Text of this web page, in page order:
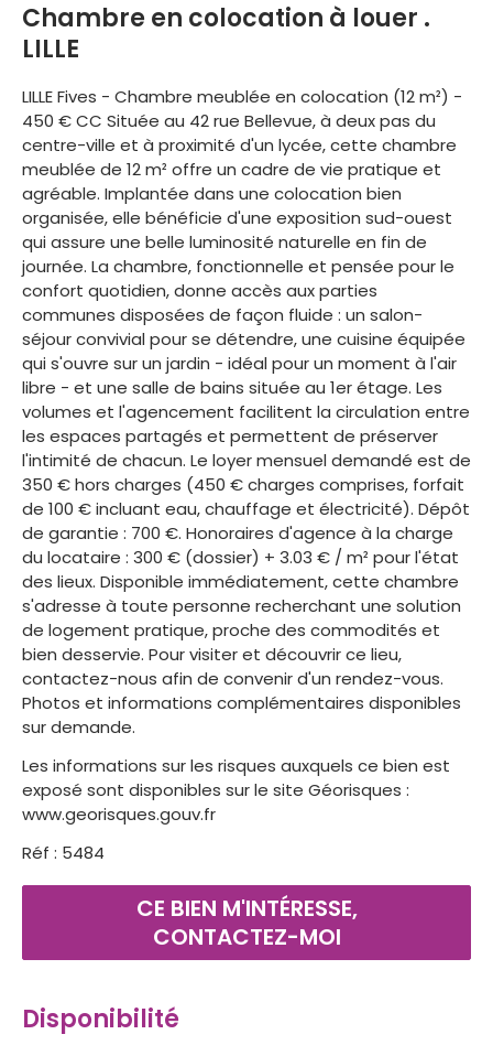
Chambre en colocation à louer .
LILLE
LILLE Fives - Chambre meublée en colocation (12 m²) -
450 € CC Située au 42 rue Bellevue, à deux pas du
centre-ville et à proximité d'un lycée, cette chambre
meublée de 12 m² offre un cadre de vie pratique et
agréable. Implantée dans une colocation bien
organisée, elle bénéficie d'une exposition sud-ouest
qui assure une belle luminosité naturelle en fin de
journée. La chambre, fonctionnelle et pensée pour le
confort quotidien, donne accès aux parties
communes disposées de façon fluide : un salon-
séjour convivial pour se détendre, une cuisine équipée
qui s'ouvre sur un jardin - idéal pour un moment à l'air
libre - et une salle de bains située au 1er étage. Les
volumes et l'agencement facilitent la circulation entre
les espaces partagés et permettent de préserver
l'intimité de chacun. Le loyer mensuel demandé est de
350 € hors charges (450 € charges comprises, forfait
de 100 € incluant eau, chauffage et électricité). Dépôt
de garantie : 700 €. Honoraires d'agence à la charge
du locataire : 300 € (dossier) + 3.03 € / m² pour l'état
des lieux. Disponible immédiatement, cette chambre
s'adresse à toute personne recherchant une solution
de logement pratique, proche des commodités et
bien desservie. Pour visiter et découvrir ce lieu,
contactez-nous afin de convenir d'un rendez-vous.
Photos et informations complémentaires disponibles
sur demande.
Les informations sur les risques auxquels ce bien est
exposé sont disponibles sur le site Géorisques :
www.georisques.gouv.fr
Réf : 5484
CE BIEN M'INTÉRESSE,
CONTACTEZ-MOI
Disponibilité